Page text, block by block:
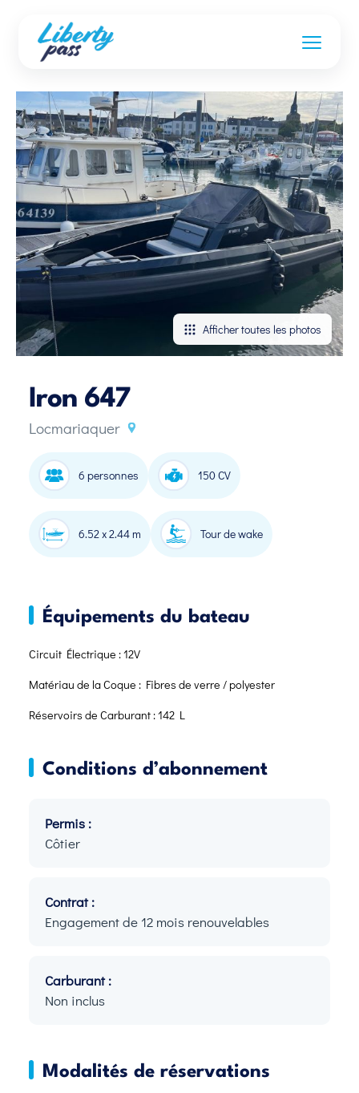
Afficher toutes les photos
Iron 647
Locmariaquer
6 personnes 150 CV
6.52 x 2.44 m Tour de wake
Équipements du bateau
Circuit Électrique : 12V
Matériau de la Coque : Fibres de verre / polyester
Réservoirs de Carburant : 142 L
Conditions d’abonnement
Permis :
Côtier
Contrat :
Engagement de 12 mois renouvelables
Carburant :
Non inclus
Modalités de réservations